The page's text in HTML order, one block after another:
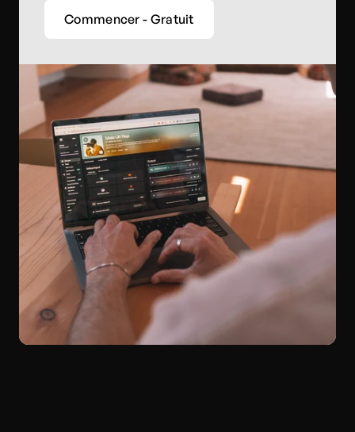
Commencer - Gratuit